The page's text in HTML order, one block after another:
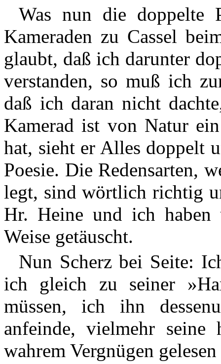
Was nun die doppelte
Kameraden zu Cassel
glaubt, daß ich darunter
verstanden, so muß ich
daß ich daran nicht
Kamerad ist von Natur
hat, sieht er Alles doppelt
Poesie. Die Redensarten,
legt, sind wörtlich richtig
Hr. Heine und ich haben
Weise getäuscht.
Nun Scherz bei Seite:
ich gleich zu seiner
müssen, ich ihn
anfeinde, vielmehr seine
wahrem Vergnügen gelesen